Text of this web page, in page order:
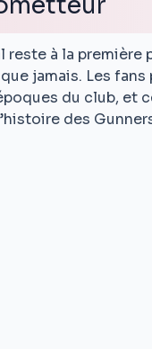
reste à la
jamais. Les
du club, et
des